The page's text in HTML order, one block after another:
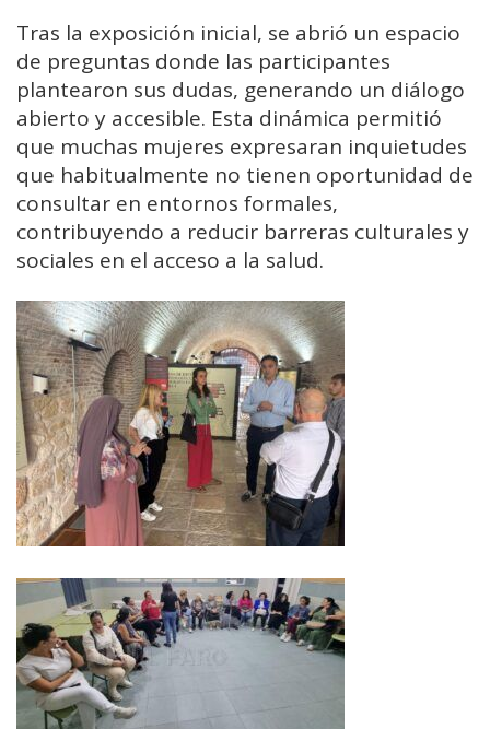
Tras la exposición inicial, se abrió un espacio
de preguntas donde las participantes
plantearon sus dudas, generando un diálogo
abierto y accesible. Esta dinámica permitió
que muchas mujeres expresaran inquietudes
que habitualmente no tienen oportunidad de
consultar en entornos formales,
contribuyendo a reducir barreras culturales y
sociales en el acceso a la salud.